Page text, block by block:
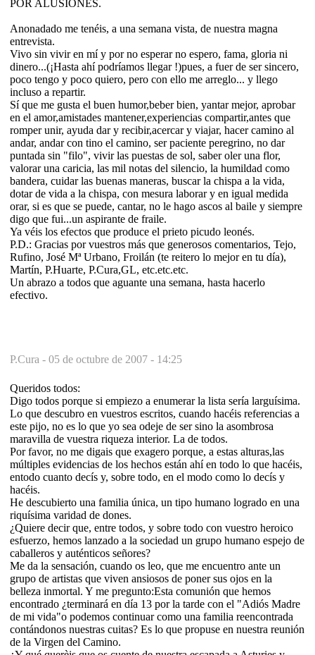
POR ALUSIONES.
Anonadado me tenéis, a una semana vista, de nuestra magna
entrevista.
Vivo sin vivir en mí y por no esperar no espero, fama, gloria ni
dinero...(¡Hasta ahí podríamos llegar !)pues, a fuer de ser sincero,
poco tengo y poco quiero, pero con ello me arreglo... y llego
incluso a repartir.
Sí que me gusta el buen humor,beber bien, yantar mejor, aprobar
en el amor,amistades mantener,experiencias compartir,antes que
romper unir, ayuda dar y recibir,acercar y viajar, hacer camino al
andar, andar con tino el camino, ser paciente peregrino, no dar
puntada sin "filo", vivir las puestas de sol, saber oler una flor,
valorar una caricia, las mil notas del silencio, la humildad como
bandera, cuidar las buenas maneras, buscar la chispa a la vida,
dotar de vida a la chispa, con mesura laborar y en igual medida
orar, si es que se puede, cantar, no le hago ascos al baile y siempre
digo que fui...un aspirante de fraile.
Ya véis los efectos que produce el prieto picudo leonés.
P.D.: Gracias por vuestros más que generosos comentarios, Tejo,
Rufino, José Mª Urbano, Froilán (te reitero lo mejor en tu día),
Martín, P.Huarte, P.Cura,GL, etc.etc.etc.
Un abrazo a todos que aguante una semana, hasta hacerlo
efectivo.
P.Cura - 05 de octubre de 2007 - 14:25
Queridos todos:
Digo todos porque si empiezo a enumerar la lista sería larguísima.
Lo que descubro en vuestros escritos, cuando hacéis referencias a
este pijo, no es lo que yo sea odeje de ser sino la asombrosa
maravilla de vuestra riqueza interior. La de todos.
Por favor, no me digais que exagero porque, a estas alturas,las
múltiples evidencias de los hechos están ahí en todo lo que hacéis,
entodo cuanto decís y, sobre todo, en el modo como lo decís y
hacéis.
He descubierto una familia única, un tipo humano logrado en una
riquísima varidad de dones.
¿Quiere decir que, entre todos, y sobre todo con vuestro heroico
esfuerzo, hemos lanzado a la sociedad un grupo humano espejo de
caballeros y auténticos señores?
Me da la sensación, cuando os leo, que me encuentro ante un
grupo de artistas que viven ansiosos de poner sus ojos en la
belleza inmortal. Y me pregunto:Esta comunión que hemos
encontrado ¿terminará en día 13 por la tarde con el "Adiós Madre
de mi vida"o podemos continuar como una familia reencontrada
contándonos nuestras cuitas? Es lo que propuse en nuestra reunión
de la Virgen del Camino.